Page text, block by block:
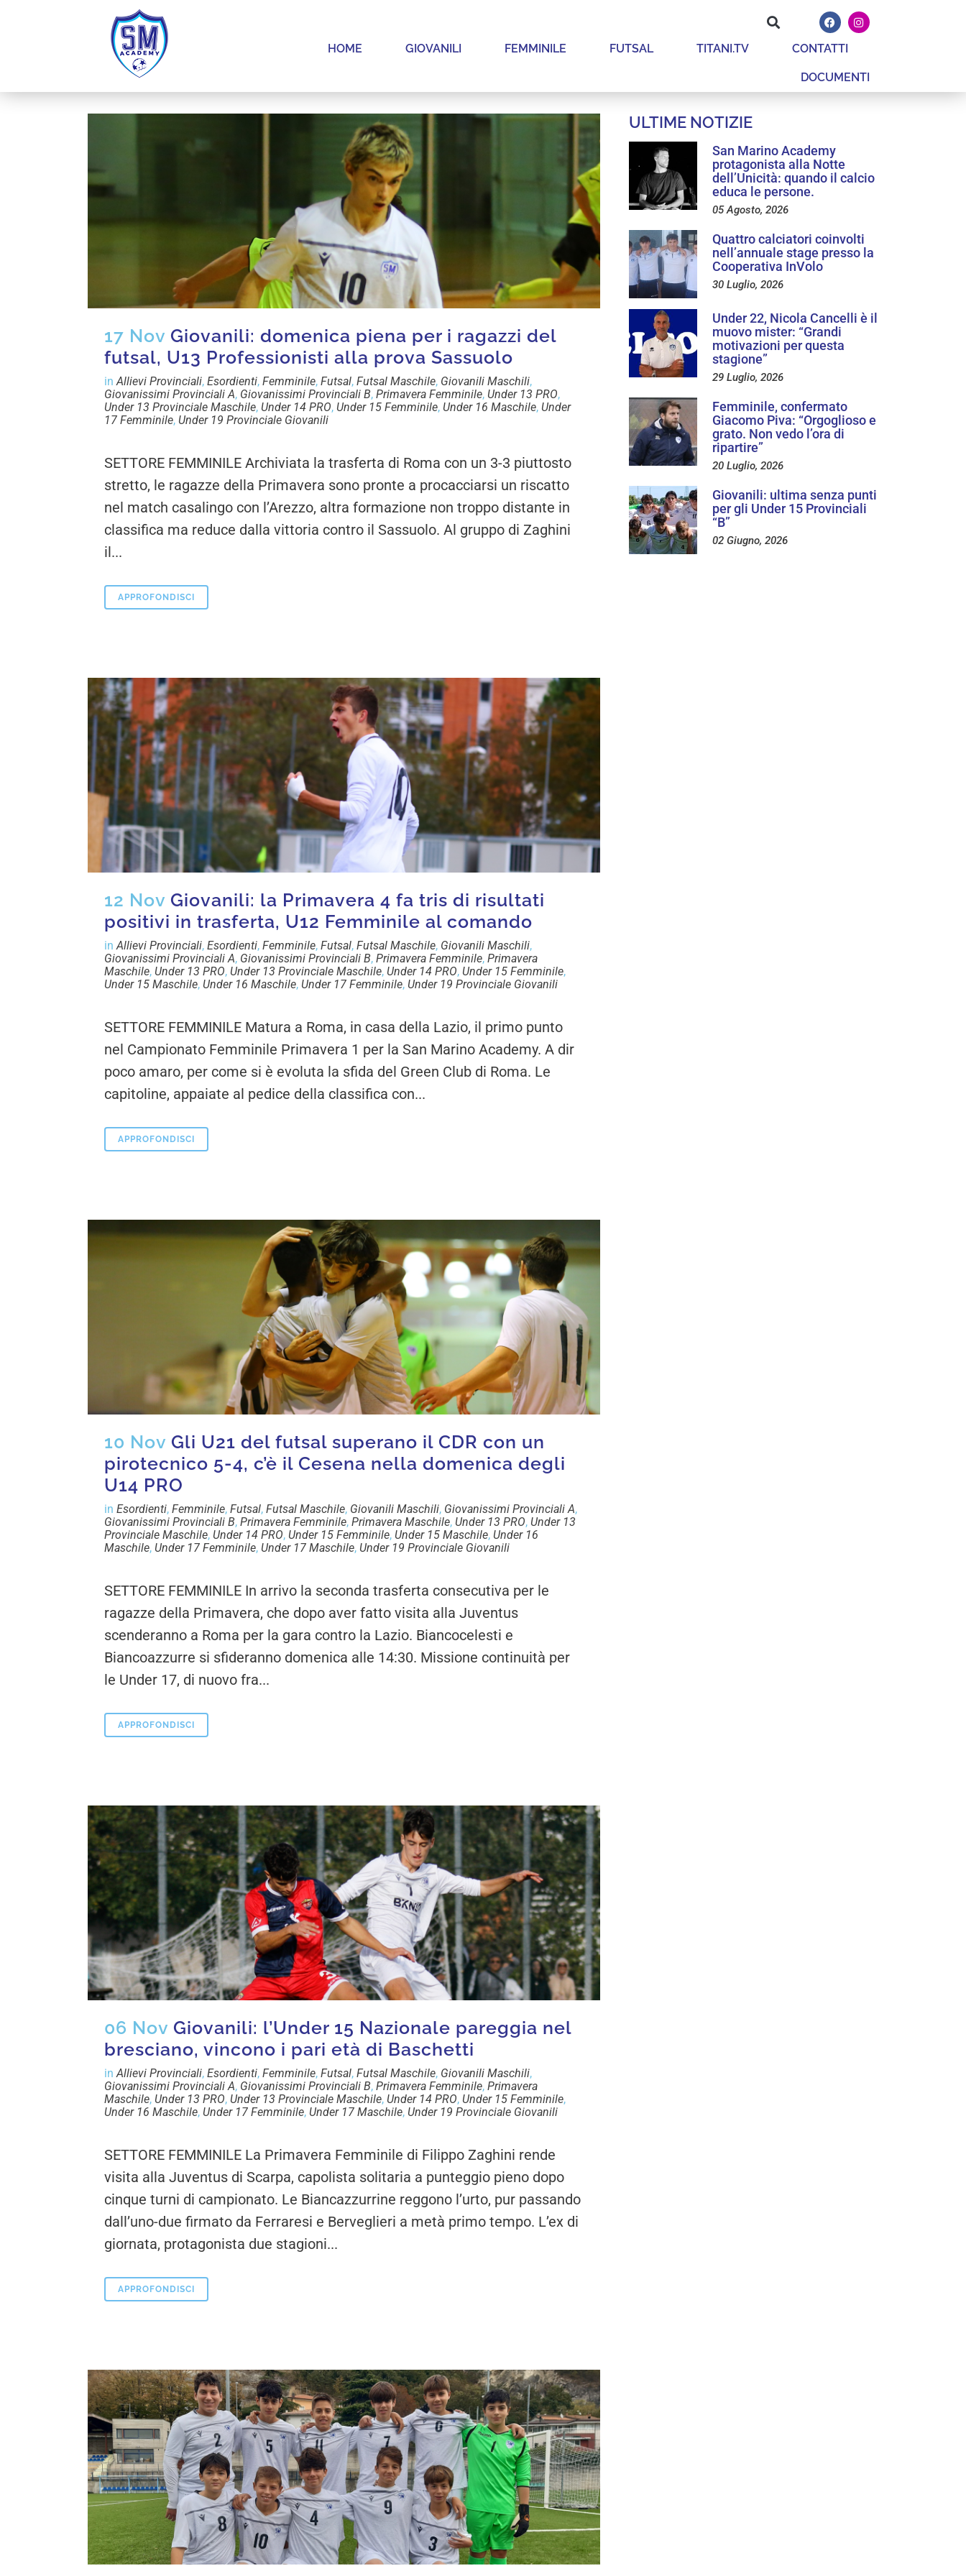
HOME GIOVANILI FEMMINILE FUTSAL TITANI.TV CONTATTI
DOCUMENTI
17 Nov Giovanili: domenica piena per i ragazzi del
futsal, U13 Professionisti alla prova Sassuolo
in Allievi Provinciali, Esordienti, Femminile, Futsal, Futsal Maschile, Giovanili Maschili,
Giovanissimi Provinciali A, Giovanissimi Provinciali B, Primavera Femminile, Under 13 PRO,
Under 13 Provinciale Maschile, Under 14 PRO, Under 15 Femminile, Under 16 Maschile, Under
17 Femminile, Under 19 Provinciale Giovanili
SETTORE FEMMINILE Archiviata la trasferta di Roma con un 3-3 piuttosto
stretto, le ragazze della Primavera sono pronte a procacciarsi un riscatto
nel match casalingo con l’Arezzo, altra formazione non troppo distante in
classifica ma reduce dalla vittoria contro il Sassuolo. Al gruppo di Zaghini
il...
APPROFONDISCI
12 Nov Giovanili: la Primavera 4 fa tris di risultati
positivi in trasferta, U12 Femminile al comando
in Allievi Provinciali, Esordienti, Femminile, Futsal, Futsal Maschile, Giovanili Maschili,
Giovanissimi Provinciali A, Giovanissimi Provinciali B, Primavera Femminile, Primavera
Maschile, Under 13 PRO, Under 13 Provinciale Maschile, Under 14 PRO, Under 15 Femminile,
Under 15 Maschile, Under 16 Maschile, Under 17 Femminile, Under 19 Provinciale Giovanili
SETTORE FEMMINILE Matura a Roma, in casa della Lazio, il primo punto
nel Campionato Femminile Primavera 1 per la San Marino Academy. A dir
poco amaro, per come si è evoluta la sfida del Green Club di Roma. Le
capitoline, appaiate al pedice della classifica con...
APPROFONDISCI
10 Nov Gli U21 del futsal superano il CDR con un
pirotecnico 5-4, c’è il Cesena nella domenica degli
U14 PRO
in Esordienti, Femminile, Futsal, Futsal Maschile, Giovanili Maschili, Giovanissimi Provinciali A,
Giovanissimi Provinciali B, Primavera Femminile, Primavera Maschile, Under 13 PRO, Under 13
Provinciale Maschile, Under 14 PRO, Under 15 Femminile, Under 15 Maschile, Under 16
Maschile, Under 17 Femminile, Under 17 Maschile, Under 19 Provinciale Giovanili
SETTORE FEMMINILE In arrivo la seconda trasferta consecutiva per le
ragazze della Primavera, che dopo aver fatto visita alla Juventus
scenderanno a Roma per la gara contro la Lazio. Biancocelesti e
Biancoazzurre si sfideranno domenica alle 14:30. Missione continuità per
le Under 17, di nuovo fra...
APPROFONDISCI
06 Nov Giovanili: l’Under 15 Nazionale pareggia nel
bresciano, vincono i pari età di Baschetti
inAllievi Provinciali, Esordienti, Femminile, Futsal, Futsal Maschile, Giovanili Maschili,
Giovanissimi Provinciali A, Giovanissimi Provinciali B, Primavera Femminile, Primavera
Maschile, Under 13 PRO, Under 13 Provinciale Maschile, Under 14 PRO, Under 15 Femminile,
Under 16 Maschile, Under 17 Femminile, Under 17 Maschile, Under 19 Provinciale Giovanili
SETTORE FEMMINILE La Primavera Femminile di Filippo Zaghini rende
visita alla Juventus di Scarpa, capolista solitaria a punteggio pieno dopo
cinque turni di campionato. Le Biancazzurrine reggono l’urto, pur passando
dall’uno-due firmato da Ferraresi e Berveglieri a metà primo tempo. L’ex di
giornata, protagonista due stagioni...
APPROFONDISCI
ULTIME NOTIZIE
San Marino Academy
protagonista alla Notte
dell’Unicità: quando il calcio
educa le persone.
05 Agosto, 2026
Quattro calciatori coinvolti
nell’annuale stage presso la
Cooperativa InVolo
30 Luglio, 2026
Under 22, Nicola Cancelli è il
muovo mister: “Grandi
motivazioni per questa
stagione”
29 Luglio, 2026
Femminile, confermato
Giacomo Piva: “Orgoglioso e
grato. Non vedo l’ora di
ripartire”
20 Luglio, 2026
Giovanili: ultima senza punti
per gli Under 15 Provinciali
“B”
02 Giugno, 2026